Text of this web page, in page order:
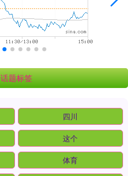
话题标签
四川
这个
体育